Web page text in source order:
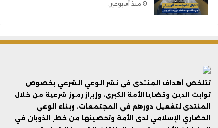
منذ أسبوعين
تتلخص أهداف المنتدى فى نشر الوعي الشرعي بخصوص
ثوابت الدين وقضايا الأمة الكبرى، وإبراز رموز شرعية من خلال
المنتدى لتفعيل دورهم في المجتمعات، وبناء الوعي
الحضاري الإسلامي لدى الأمة وتحصينها من خطر الذوبان في